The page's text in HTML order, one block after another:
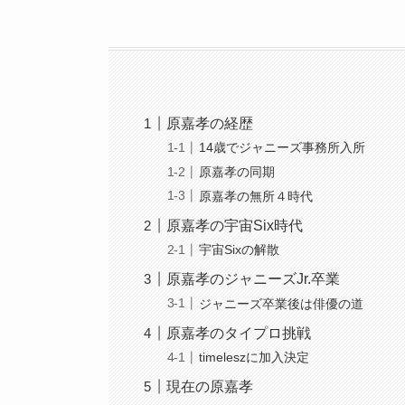
原嘉孝の経歴
14歳でジャニーズ事務所入所
原嘉孝の同期
原嘉孝の無所４時代
原嘉孝の宇宙Six時代
宇宙Sixの解散
原嘉孝のジャニーズJr.卒業
ジャニーズ卒業後は俳優の道
原嘉孝のタイプロ挑戦
timeleszに加入決定
現在の原嘉孝